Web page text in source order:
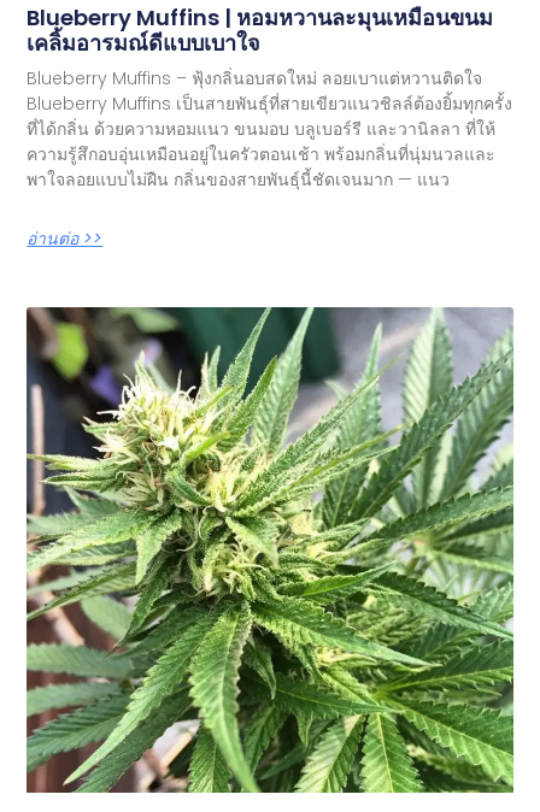
Blueberry Muffins | หอมหวานละมุนเหมือนขนม
เคลิ้มอารมณ์ดีแบบเบาใจ
Blueberry Muffins – ฟุ้งกลิ่นอบสดใหม่ ลอยเบาแต่หวานติดใจ
Blueberry Muffins เป็นสายพันธุ์ที่สายเขียวแนวชิลล์ต้องยิ้มทุกครั้ง
ที่ได้กลิ่น ด้วยความหอมแนว ขนมอบ บลูเบอร์รี และวานิลลา ที่ให้
ความรู้สึกอบอุ่นเหมือนอยู่ในครัวตอนเช้า พร้อมกลิ่นที่นุ่มนวลและ
พาใจลอยแบบไม่ฝืน กลิ่นของสายพันธุ์นี้ชัดเจนมาก — แนว
อ่านต่อ >>